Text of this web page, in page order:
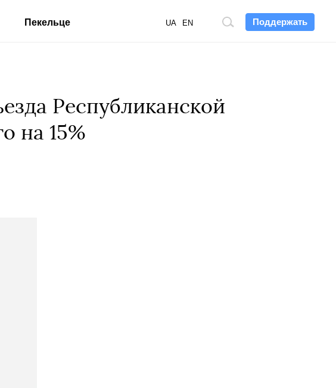
Поддержать
Поиск
UA EN
Пекельце
Республиканской
на 15%